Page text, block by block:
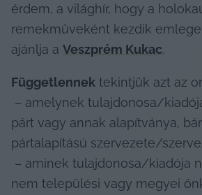
érdem, a világhír, hogy a
remekműveként kezdik
ajánlja a Veszprém Kukac.
Függetlennek tekintjük azt az
párt vagy annak alapítványa,
pártalapítású szervezete/
nem települési vagy megyei